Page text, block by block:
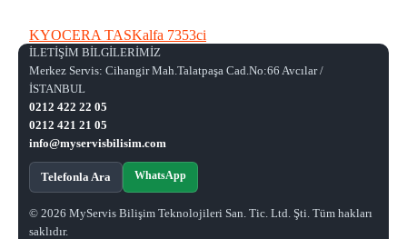
KYOCERA TASKalfa 7353ci
İLETİŞİM BİLGİLERİMİZ
Merkez Servis: Cihangir Mah.Talatpaşa Cad.No:66 Avcılar /
İSTANBUL
0212 422 22 05
0212 421 21 05
info@myservisbilisim.com
Telefonla Ara WhatsApp
© 2026 MyServis Bilişim Teknolojileri San. Tic. Ltd. Şti. Tüm hakları
saklıdır.